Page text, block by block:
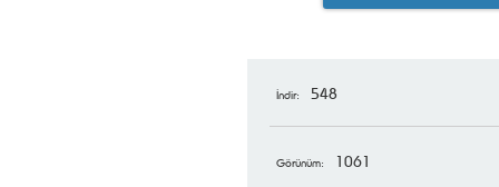
İndir: 548
Görünüm: 1061